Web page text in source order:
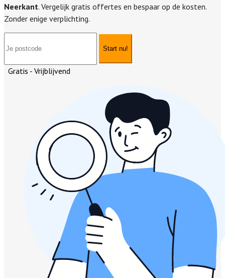
Neerkant. Vergelijk gratis offertes en bespaar op de kosten.
Zonder enige verplichting.
Start nu!
Gratis - Vrijblijvend